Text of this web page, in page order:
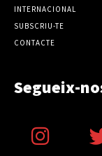
INTERNACIONAL
SUBSCRIU-TE
CONTACTE
Segueix-